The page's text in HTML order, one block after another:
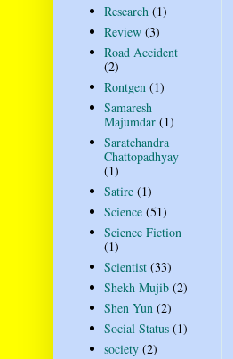
Research (1)
Review (3)
Road Accident
(2)
Rontgen (1)
Samaresh
Majumdar (1)
Saratchandra
Chattopadhyay
(1)
Satire (1)
Science (51)
Science Fiction
(1)
Scientist (33)
Shekh Mujib (2)
Shen Yun (2)
Social Status (1)
society (2)